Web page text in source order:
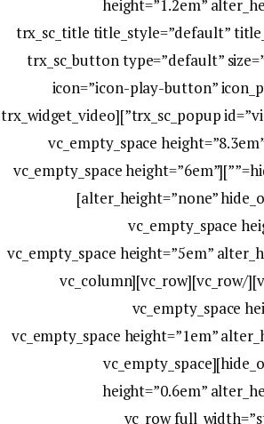
height=”1.2em”
hide_on_mobile=”1″][trx_sc_title
About Our Team”][trx_sc_button
icon=”icon-play-button”
hide_on_mobile=”” title=”Watch Our New Video” link=”#video-go”][trx_sc_popup id=”video-go”][trx_widget_video
link=”https://vimeo.com/154709932″][/
hide_on_desktop=”” hide_on_notebook=”” hide_on_tablet=”” hide_on_mobile=””][vc_empty_space height=”6em”
alter_height=”none” hide_on_desktop=”” hide_on_notebook=”” hide_on_tablet=”” hide_on_mobile=”1″]
[vc_empty_space
hide_on_tablet=”1″ hide_on_mobile=”1″][vc_empty_space
hide_on_notebook=”1″ hide_on_tablet=”1″ hide_on_mobile=”1″][/vc_column][/vc_row][vc_row][vc_column
hide_on_notebook=”” hide_on_tablet=”” hide_on_mobile=””][vc_empty_space
hide_on_desktop=”” hide_on_notebook=”” hide_on_tablet=”” hide_on_mobile=”1″][vc_empty_space
height=”0.6em”
hide_on_mobile=”1″][/vc_column][/